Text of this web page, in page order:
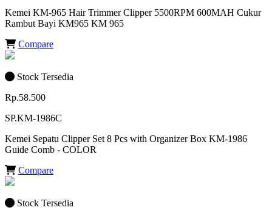
Kemei KM-965 Hair Trimmer Clipper 5500RPM 600MAH Cukur
Rambut Bayi KM965 KM 965
Compare
Stock Tersedia
Rp.58.500
SP.KM-1986C
Kemei Sepatu Clipper Set 8 Pcs with Organizer Box KM-1986
Guide Comb - COLOR
Compare
Stock Tersedia